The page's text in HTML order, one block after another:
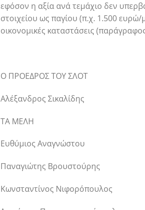
εφόσον η αξία ανά τεμάχιο δεν
στοιχείου ως παγίου (π.χ. 1.500
οικονομικές καταστάσεις
Ο ΠΡΟΕΔΡΟΣ ΤΟΥ ΣΛΟΤ
Αλέξανδρος Σικαλίδης
ΤΑ ΜΕΛΗ
Ευθύμιος Αναγνώστου
Παναγιώτης Βρουστούρης
Κωνσταντίνος Νιφορόπουλος